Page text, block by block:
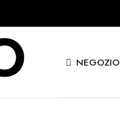
NEGOZIO